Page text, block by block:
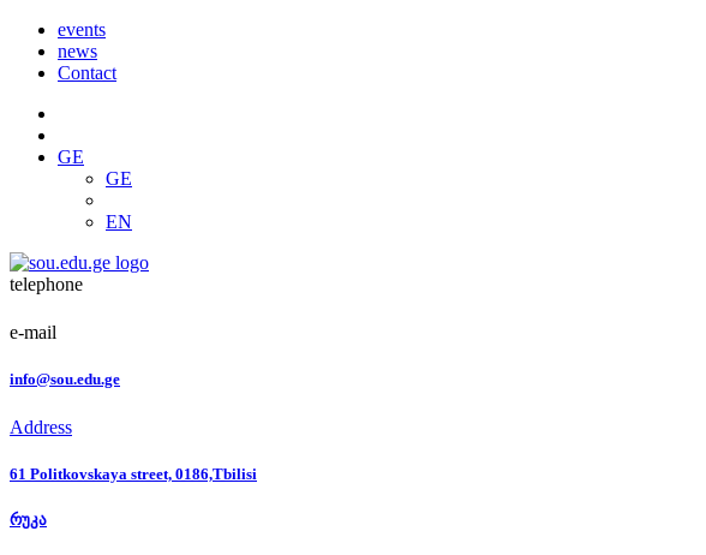
events
news
Contact
GE
GE
EN
telephone
e-mail
info@sou.edu.ge
Address
61 Politkovskaya street, 0186,Tbilisi
რუკა